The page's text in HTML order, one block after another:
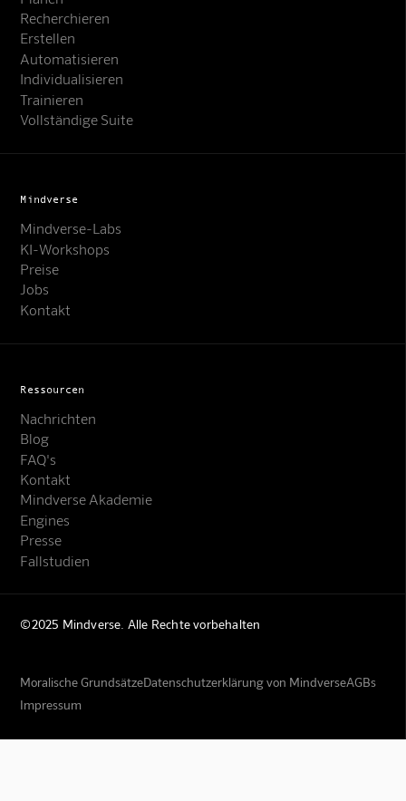
Recherchieren
Erstellen
Automatisieren
Individualisieren
Trainieren
Vollständige Suite
Mindverse
Mindverse-Labs
KI-Workshops
Preise
Jobs
Kontakt
Ressourcen
Nachrichten
Blog
FAQ's
Kontakt
Mindverse Akademie
Engines
Presse
Fallstudien
©2025 Mindverse. Alle Rechte vorbehalten
Moralische GrundsätzeDatenschutzerklärung von MindverseAGBs
Impressum